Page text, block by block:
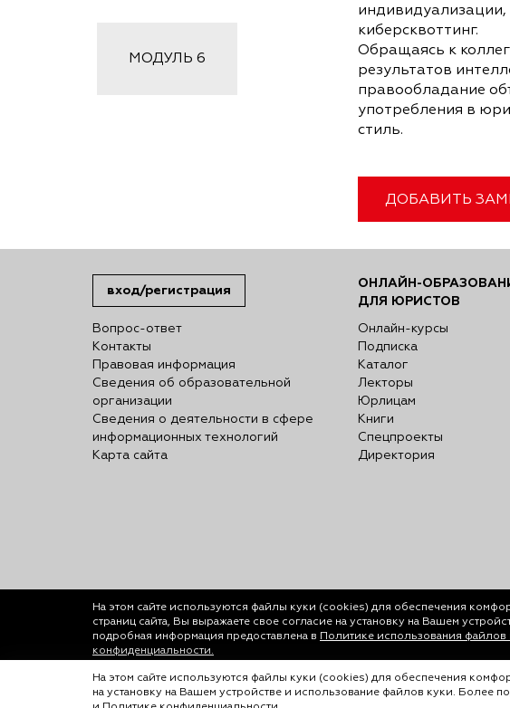
МОДУЛЬ 6
индивидуализации,
киберсквоттинг.
Обращаясь к
результатов
правообладание
употребления в
стиль.
ДОБАВИТЬ
вход/регистрация
Вопрос-ответ
Контакты
Правовая информация
Сведения об образовательной
организации
Сведения о деятельности в сфере
информационных технологий
Карта сайта
ОНЛАЙН-
ДЛЯ ЮРИСТОВ
Онлайн-курсы
Подписка
Каталог
Лекторы
Юрлицам
Книги
Спецпроекты
Директория
На этом сайте используются файлы куки (cookies) для обеспечения
страниц сайта, Вы выражаете свое согласие на установку на Вашем
подробная информация предоставлена в
Политике использования
конфиденциальности.
© ООО «Лигал Академия» 2016-2026.
Любое использование объектов сайта допускается только
На этом сайте используются файлы куки (cookies) для обеспечения
на установку на Вашем устройстве и использование файлов куки. Более